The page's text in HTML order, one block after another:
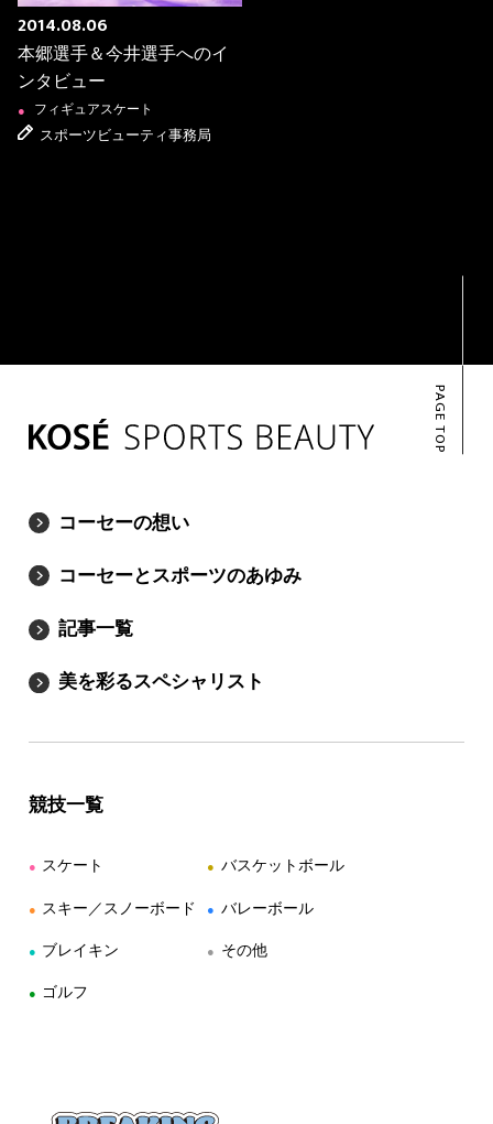
2014.08.06
本郷選手＆今井選手へのイ
ンタビュー
● フィギュアスケート
スポーツビューティ事務局
PAGE TOP
コーセーの想い
コーセーとスポーツのあゆみ
記事一覧
美を彩るスペシャリスト
競技一覧
● スケート
● スキー／スノーボード
● ブレイキン
● ゴルフ
● バスケットボール
● バレーボール
● その他